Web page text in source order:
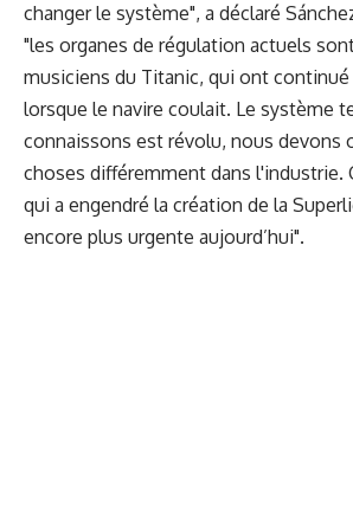
changer le système", a déclaré
"les organes de régulation actuels
musiciens du Titanic, qui ont
lorsque le navire coulait. Le système
connaissons est révolu, nous devons
choses différemment dans l'industrie.
qui a engendré la création de la
encore plus urgente aujourd’hui".